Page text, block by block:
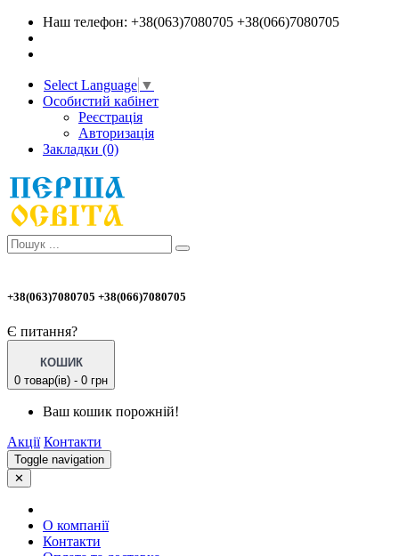
Наш телефон: +38(063)7080705 +38(066)7080705
Select Language ▼
Особистий кабінет
Реєстрація
Авторизація
Закладки (0)
+38(063)7080705 +38(066)7080705
Є питання?
КОШИК
0 товар(ів) - 0 грн
Ваш кошик порожній!
Акції Контакти
Toggle navigation
✕
О компанії
Контакти